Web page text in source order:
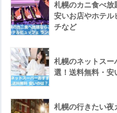
札幌のカニ食べ放
安いお店やホテル
チなど
札幌のネットスー
選！送料無料・安
札幌の行きたい夜